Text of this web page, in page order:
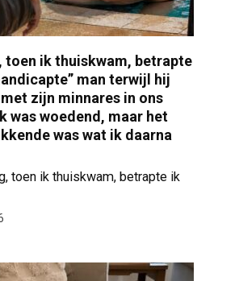
toen ik thuiskwam, betrapte
man terwijl hij
zijn minnares in ons
was woedend, maar het
was wat ik daarna
toen ik thuiskwam, betrapte ik